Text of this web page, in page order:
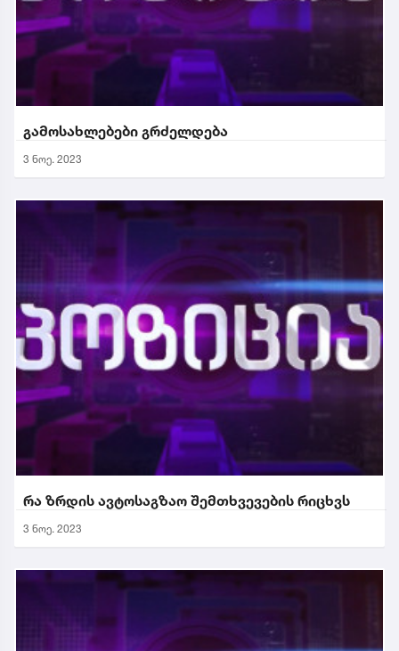
გამოსახლებები გრძელდება
3 ნოე. 2023
რა ზრდის ავტოსაგზაო შემთხვევების რიცხვს
3 ნოე. 2023